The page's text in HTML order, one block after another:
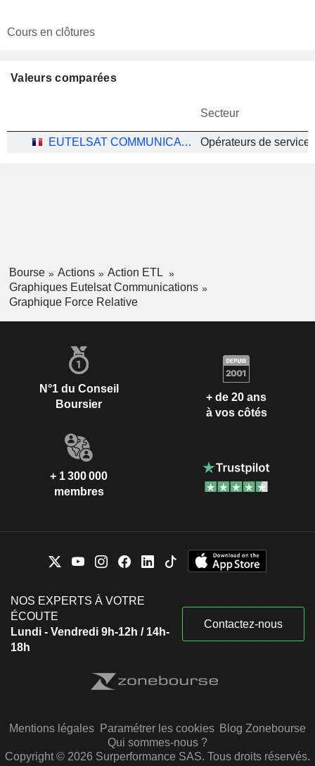
Cours en clôtures
Valeurs comparées
Secteur
EUTELSAT COMMUNICATIONS
Bourse Actions
Action ETL
Graphiques Eutelsat Communications
Graphique Force Relative
N°1 du Conseil
Boursier
+ de 20 ans
à vos côtés
+ 1 300 000
membres
NOS EXPERTS À VOTRE
ÉCOUTE
Lundi - Vendredi 9h-12h / 14h-
18h
Contactez-nous
Mentions légales Paramétrer les cookies Blog Zonebourse
Qui sommes-nous ?
Copyright © 2026 Surperformance SAS. Tous droits réservés.